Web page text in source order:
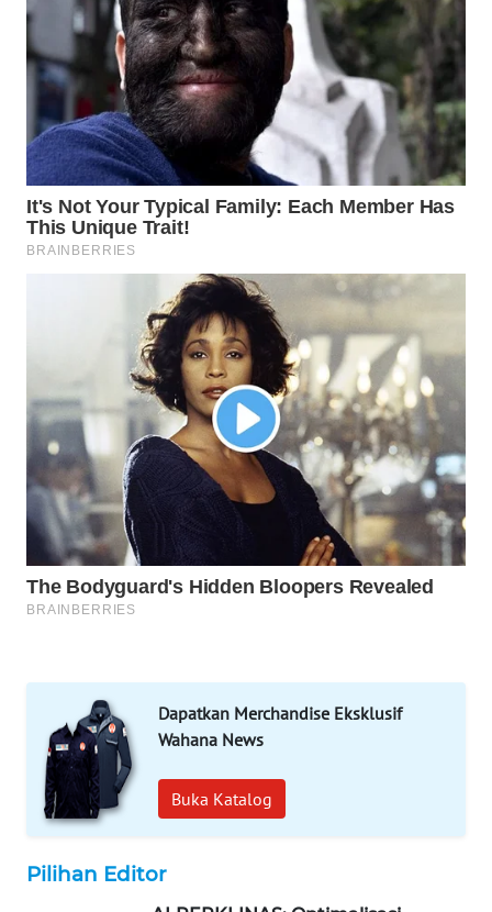
Dapatkan Merchandise Eksklusif
Wahana News
Buka Katalog
Pilihan Editor
WAHANA
TRAVEL
WAHANA
TV
WAHANANEWS
ID
WAHANANEWS
WAHANANEWS
NET
WAHANA
SPORT
WAHANA
UMKM
WAHANA
WAHANA
PERSONA
WAHANA
OTOMOTIF
WAHANA
HEALTH